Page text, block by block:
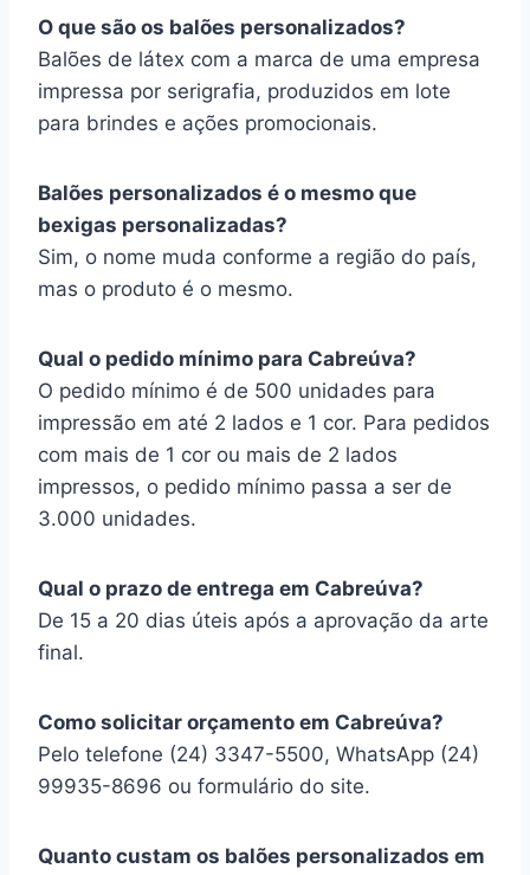
O que são os balões personalizados?
Balões de látex com a marca de uma empresa
impressa por serigrafia, produzidos em lote
para brindes e ações promocionais.
Balões personalizados é o mesmo que
bexigas personalizadas?
Sim, o nome muda conforme a região do país,
mas o produto é o mesmo.
Qual o pedido mínimo para Cabreúva?
O pedido mínimo é de 500 unidades para
impressão em até 2 lados e 1 cor. Para pedidos
com mais de 1 cor ou mais de 2 lados
impressos, o pedido mínimo passa a ser de
3.000 unidades.
Qual o prazo de entrega em Cabreúva?
De 15 a 20 dias úteis após a aprovação da arte
final.
Como solicitar orçamento em Cabreúva?
Pelo telefone (24) 3347-5500, WhatsApp (24)
99935-8696 ou formulário do site.
Quanto custam os balões personalizados em